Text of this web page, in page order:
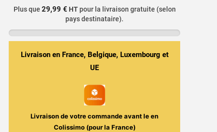
Cacahuètes,
&
Caramel
Plus que 29,99 € HTpour la livraison gratuite (selon
pays destinataire).
Livraison en France, Belgique, Luxembourg et
UE
Livraison de votre commande avant leen
Colissimo (pour la France)